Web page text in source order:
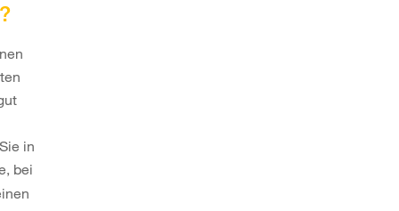
in
bei